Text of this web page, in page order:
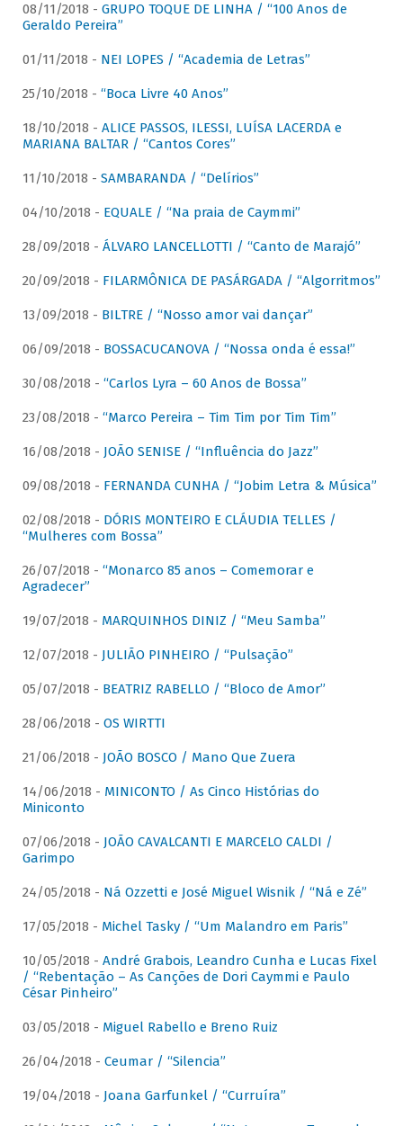
08/11/2018 - GRUPO TOQUE DE LINHA / “100 Anos de
Geraldo Pereira”
01/11/2018 - NEI LOPES / “Academia de Letras”
25/10/2018 - “Boca Livre 40 Anos”
18/10/2018 - ALICE PASSOS, ILESSI, LUÍSA LACERDA e
MARIANA BALTAR / “Cantos Cores”
11/10/2018 - SAMBARANDA / “Delírios”
04/10/2018 - EQUALE / “Na praia de Caymmi”
28/09/2018 - ÁLVARO LANCELLOTTI / “Canto de Marajó”
20/09/2018 - FILARMÔNICA DE PASÁRGADA / “Algorritmos”
13/09/2018 - BILTRE / “Nosso amor vai dançar”
06/09/2018 - BOSSACUCANOVA / “Nossa onda é essa!”
30/08/2018 - “Carlos Lyra – 60 Anos de Bossa”
23/08/2018 - “Marco Pereira – Tim Tim por Tim Tim”
16/08/2018 - JOÃO SENISE / “Influência do Jazz”
09/08/2018 - FERNANDA CUNHA / “Jobim Letra & Música”
02/08/2018 - DÓRIS MONTEIRO E CLÁUDIA TELLES /
“Mulheres com Bossa”
26/07/2018 - “Monarco 85 anos – Comemorar e
Agradecer”
19/07/2018 - MARQUINHOS DINIZ / “Meu Samba”
12/07/2018 - JULIÃO PINHEIRO / “Pulsação”
05/07/2018 - BEATRIZ RABELLO / “Bloco de Amor”
28/06/2018 - OS WIRTTI
21/06/2018 - JOÃO BOSCO / Mano Que Zuera
14/06/2018 - MINICONTO / As Cinco Histórias do
Miniconto
07/06/2018 - JOÃO CAVALCANTI E MARCELO CALDI /
Garimpo
24/05/2018 - Ná Ozzetti e José Miguel Wisnik / “Ná e Zé”
17/05/2018 - Michel Tasky / “Um Malandro em Paris”
10/05/2018 - André Grabois, Leandro Cunha e Lucas Fixel
/ “Rebentação – As Canções de Dori Caymmi e Paulo
César Pinheiro”
03/05/2018 - Miguel Rabello e Breno Ruiz
26/04/2018 - Ceumar / “Silencia”
19/04/2018 - Joana Garfunkel / “Curruíra”